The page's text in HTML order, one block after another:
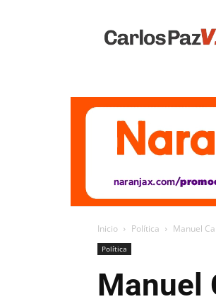
Vivo
Inicio Política Manuel
Política
Manuel